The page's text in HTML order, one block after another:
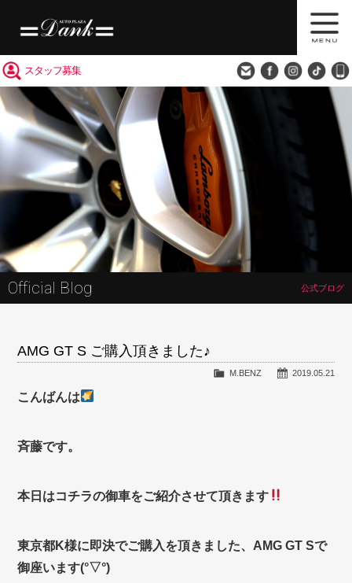
スタッフ募集
Official Blog 公式ブログ
AMG GT S ご購入頂きました♪
2019.05.21
M.BENZ
こんばんは
斉藤です。
本日はコチラの御車をご紹介させて頂きます
東京都K様に即決でご購入を頂きました、AMG GT Sで
御座います(°▽°)